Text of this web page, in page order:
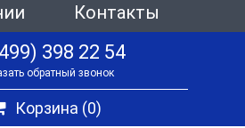
Контакты
398 22 54
обратный звонок
Корзина (0)